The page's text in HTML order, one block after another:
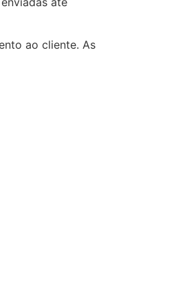
ao cliente. As